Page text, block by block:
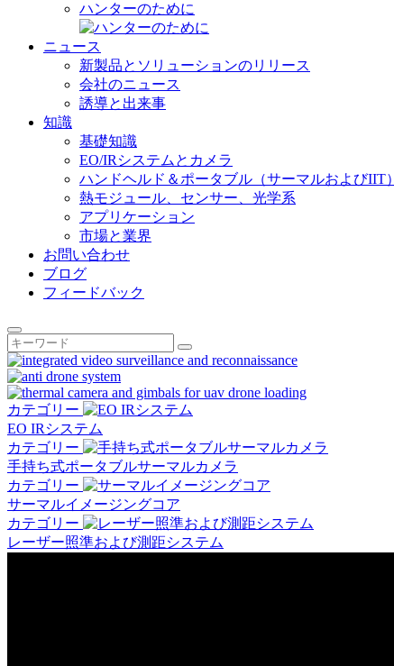
ハンターのために
ニュース
新製品とソリューションのリリース
会社のニュース
誘導と出来事
知識
基礎知識
EO/IRシステムとカメラ
ハンドヘルド＆ポータブル（サーマルおよびIIT）
熱モジュール、センサー、光学系
アプリケーション
市場と業界
お問い合わせ
ブログ
フィードバック
カテゴリー
EO IRシステム
カテゴリー
手持ち式ポータブルサーマルカメラ
カテゴリー
サーマルイメージングコア
カテゴリー
レーザー照準および測距システム